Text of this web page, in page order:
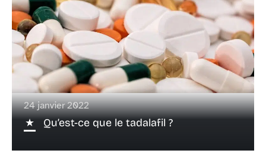
24 janvier 2022
Qu’est-ce que le tadalafil ?